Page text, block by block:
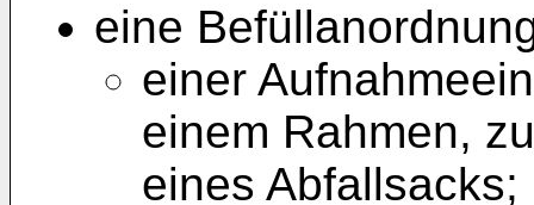
eine
einer
einem Rahmen,
eines Abfallsacks;